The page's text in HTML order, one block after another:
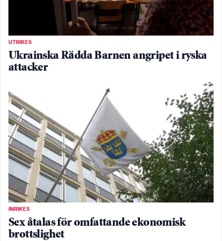
UTRIKES
Ukrainska Rädda Barnen angripet i ryska
attacker
INRIKES
Sex åtalas för omfattande ekonomisk
brottslighet